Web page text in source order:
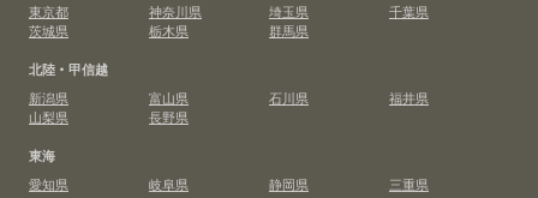
東京都
神奈川県 埼玉県
千葉県
茨城県
栃木県
群馬県
北陸・甲信越
新潟県
富山県 石川県
福井県
山梨県
長野県
東海
愛知県
岐阜県 静岡県
三重県